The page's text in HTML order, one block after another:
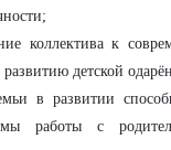
коллектива к
детской
в развитии
работы с